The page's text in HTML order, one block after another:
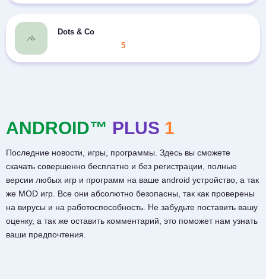
Dots & Co
5
ANDROID™ PLUS 1
Последние новости, игры, программы. Здесь вы сможете
скачать совершенно бесплатно и без регистрации, полные
версии любых игр и программ на ваше android устройство, а так
же MOD игр. Все они абсолютно безопасны, так как проверены
на вирусы и на работоспособность. Не забудьте поставить вашу
оценку, а так же оставить комментарий, это поможет нам узнать
ваши предпочтения.